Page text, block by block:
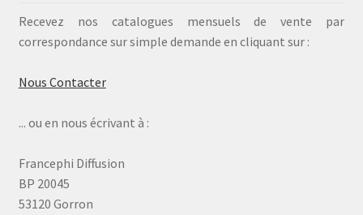
Recevez nos catalogues mensuels de vente par
correspondance sur simple demande en cliquant sur :
Nous Contacter
... ou en nous écrivant à :
Francephi Diffusion
BP 20045
53120 Gorron